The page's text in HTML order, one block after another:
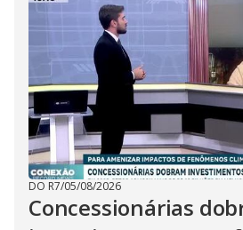
DO R7/05/08/2026
Concessionárias